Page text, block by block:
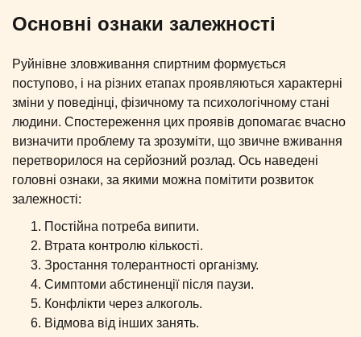
Основні ознаки залежності
Руйнівне зловживання спиртним формується
поступово, і на різних етапах проявляються характерні
зміни у поведінці, фізичному та психологічному стані
людини. Спостереження цих проявів допомагає вчасно
визначити проблему та зрозуміти, що звичне вживання
перетворилося на серйозний розлад. Ось наведені
головні ознаки, за якими можна помітити розвиток
залежності:
Постійна потреба випити.
Втрата контролю кількості.
Зростання толерантності організму.
Симптоми абстиненції після паузи.
Конфлікти через алкоголь.
Відмова від інших занять.